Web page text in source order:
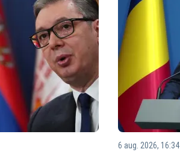
6 aug. 2026, 16:34